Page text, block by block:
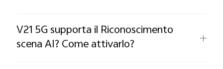
V21 5G supporta il Riconoscimento
scena AI? Come attivarlo?